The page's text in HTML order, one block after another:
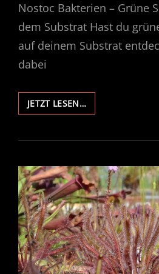
Nostoc Bakterien – Grüne
dem Substrat Hast du
auf deinem Substrat
dabei
JETZT LESEN…NOSTOC
BAKTERIEN
GRÜNE
AUF
DEM
SUBSTRAT